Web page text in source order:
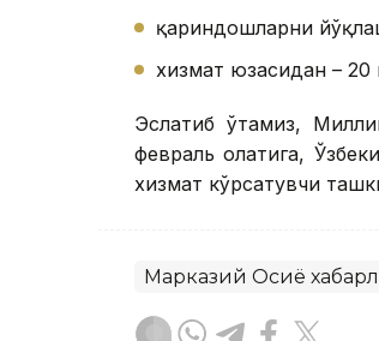
қариндошларни
хизмат юзасидан – 20
Эслатиб ўтамиз,
февраль ҳолатига,
хизмат кўрсатувчи
Марказий Осиё